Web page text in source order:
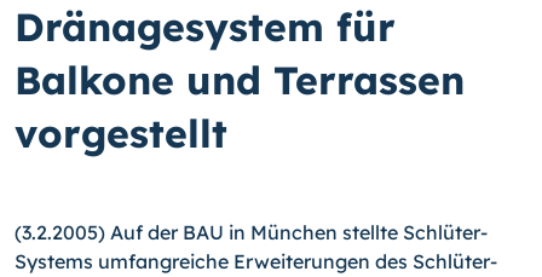
Dränagesystem für
Balkone und Terrassen
vorgestellt
(3.2.2005) Auf der BAU in München stellte Schlüter-
Systems umfangreiche Erweiterungen des Schlüter-